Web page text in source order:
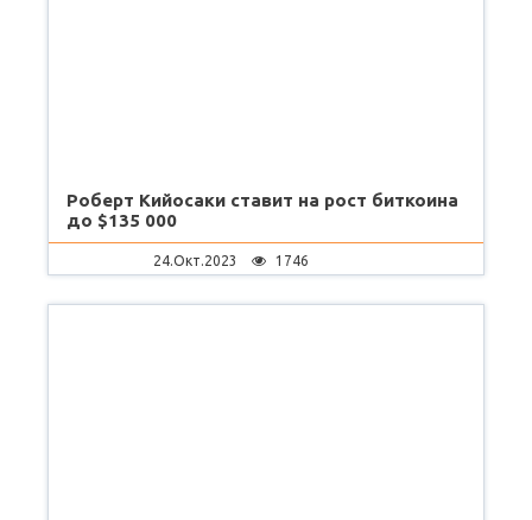
Роберт Кийосаки ставит на рост биткоина
до $135 000
24.Окт.2023 1746